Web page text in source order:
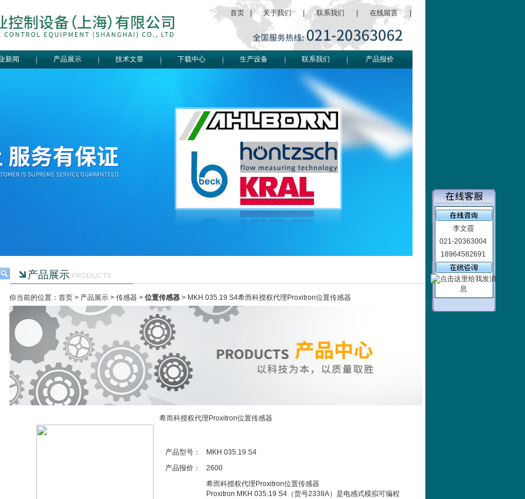
首页 关于我们 联系我们 在线留言
新闻 产品展示 技术文章 下载中心 生产设备 联系我们 产品报价
产品展示PRODUCTS
你当前的位置：首页 > 产品展示> 传感器> 位置传感器> MKH 035.19 S4希而科授权代理Proxitron位置传感器
希而科授权代理Proxitron位置传感器
产品型号：
MKH 035.19 S4
产品报价：
2600
希而科授权代理Proxitron位置传感器
Proxitron MKH 035.19 S4（货号2338A）是电感式模拟可编程
李文霞
021-20363004
18964582691